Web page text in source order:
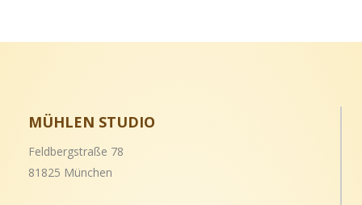
MÜHLEN STUDIO
Feldbergstraße 78
81825 München